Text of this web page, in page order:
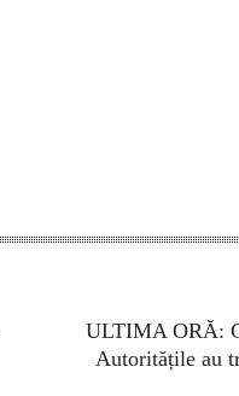
ULTIMA ORĂ:
Autoritățile au